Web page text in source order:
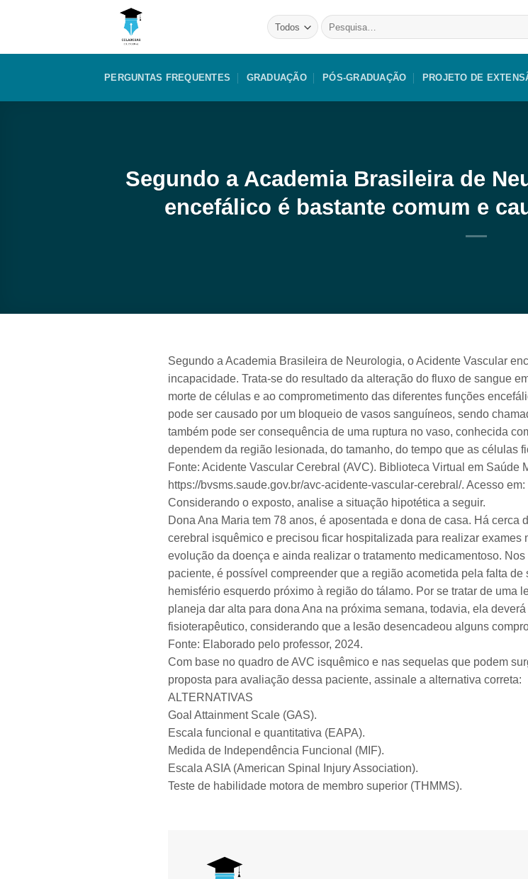
Pesquisar
por:
PERGUNTAS FREQUENTES GRADUAÇÃO PÓS-GRADUAÇÃO PROJETO DE
Segundo a Academia Brasileira de
encefálico é bastante comum e
Segundo a Academia Brasileira de Neurologia, o Acidente Vascular
incapacidade. Trata-se do resultado da alteração do fluxo de sangue
morte de células e ao comprometimento das diferentes funções
pode ser causado por um bloqueio de vasos sanguíneos, sendo
também pode ser consequência de uma ruptura no vaso, conhecida
dependem da região lesionada, do tamanho, do tempo que as células
Fonte: Acidente Vascular Cerebral (AVC). Biblioteca Virtual em Saúde
https://bvsms.saude.gov.br/avc-acidente-vascular-cerebral/. Acesso em:
Considerando o exposto, analise a situação hipotética a seguir.
Dona Ana Maria tem 78 anos, é aposentada e dona de casa. Há
cerebral isquêmico e precisou ficar hospitalizada para realizar exames
evolução da doença e ainda realizar o tratamento medicamentoso.
paciente, é possível compreender que a região acometida pela falta
hemisfério esquerdo próximo à região do tálamo. Por se tratar de uma
planeja dar alta para dona Ana na próxima semana, todavia, ela
fisioterapêutico, considerando que a lesão desencadeou alguns
Fonte: Elaborado pelo professor, 2024.
Com base no quadro de AVC isquêmico e nas sequelas que podem
proposta para avaliação dessa paciente, assinale a alternativa correta:
ALTERNATIVAS
Goal Attainment Scale (GAS).
Escala funcional e quantitativa (EAPA).
Medida de Independência Funcional (MIF).
Escala ASIA (American Spinal Injury Association).
Teste de habilidade motora de membro superior (THMMS).